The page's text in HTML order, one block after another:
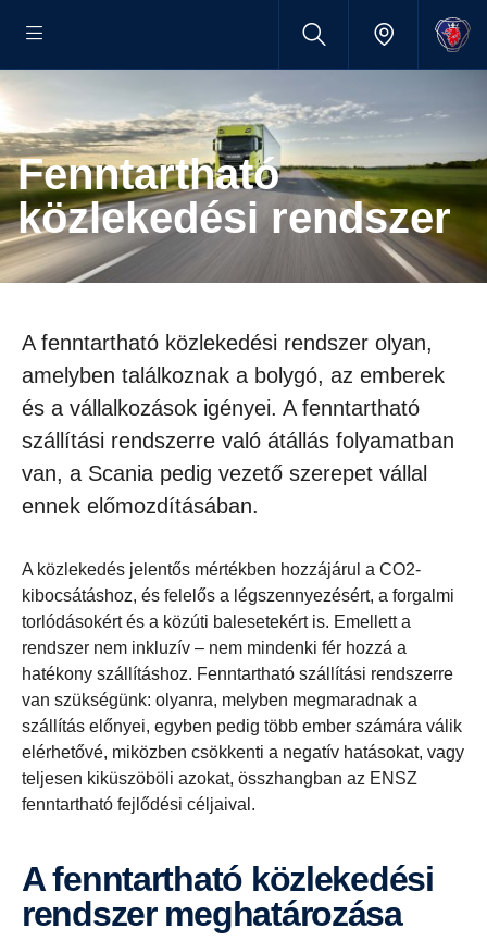
Fenntartható
közlekedési rendszer
A fenntartható közlekedési rendszer olyan,
amelyben találkoznak a bolygó, az emberek
és a vállalkozások igényei. A fenntartható
szállítási rendszerre való átállás folyamatban
van, a Scania pedig vezető szerepet vállal
ennek előmozdításában.
A közlekedés jelentős mértékben hozzájárul a CO2-
kibocsátáshoz, és felelős a légszennyezésért, a forgalmi
torlódásokért és a közúti balesetekért is. Emellett a
rendszer nem inkluzív – nem mindenki fér hozzá a
hatékony szállításhoz. Fenntartható szállítási rendszerre
van szükségünk: olyanra, melyben megmaradnak a
szállítás előnyei, egyben pedig több ember számára válik
elérhetővé, miközben csökkenti a negatív hatásokat, vagy
teljesen kiküszöböli azokat, összhangban az ENSZ
fenntartható fejlődési céljaival.
A fenntartható közlekedési
rendszer meghatározása